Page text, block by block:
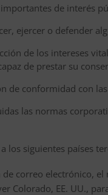
de interés
ejercer o defender
de los intereses
de prestar su
de conformidad con
las normas
los siguientes países
correo electrónico,
Colorado, EE. UU.,